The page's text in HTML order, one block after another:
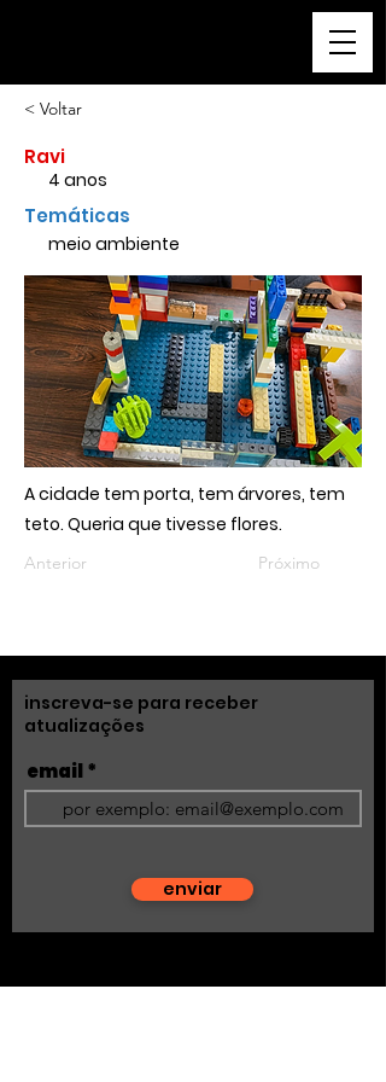
< Voltar
Ravi
4 anos
Temáticas
meio ambiente
A cidade tem porta, tem árvores, tem
teto. Queria que tivesse flores.
Anterior Próximo
inscreva-se para receber
atualizações
email
enviar
fale conosco